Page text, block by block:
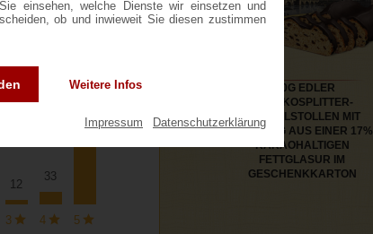
einsehen, welche Dienste wir einsetzen und
ob und inwieweit Sie diesen zustimmen
Weitere Infos
Impressum Datenschutzerklärung
3
12
4
33
5
500G EDLER
SCHOKOSPLITTER-
MANDELSTOLLEN MIT
ÜBERZUG AUS EINER 17%
KAKAOHALTIGEN
FETTGLASUR IM
GESCHENKKARTON